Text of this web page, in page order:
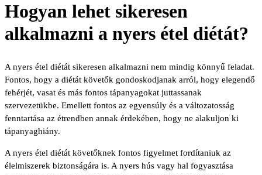
Hogyan lehet sikeresen
alkalmazni a nyers étel diétát?
A nyers étel diétát sikeresen alkalmazni nem mindig könnyű feladat.
Fontos, hogy a diétát követők gondoskodjanak arról, hogy elegendő
fehérjét, vasat és más fontos tápanyagokat juttassanak
szervezetükbe. Emellett fontos az egyensúly és a változatosság
fenntartása az étrendben annak érdekében, hogy ne alakuljon ki
tápanyaghiány.
A nyers étel diétát követőknek fontos figyelmet fordítaniuk az
élelmiszerek biztonságára is. A nyers hús vagy hal fogyasztása